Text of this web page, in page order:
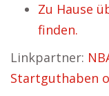
Zu Hause
finden.
Linkpartner:
Startguthaben